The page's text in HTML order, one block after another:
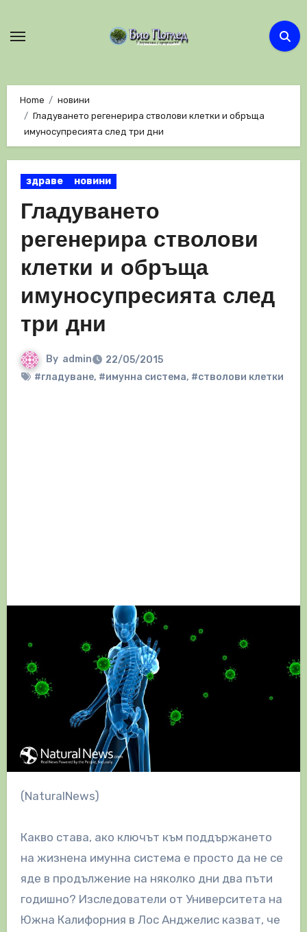
Home
новини
Гладуването регенерира стволови клетки и обръща
имуносупресията след три дни
здраве новини
Гладуването
регенерира стволови
клетки и обръща
имуносупресията след
три дни
By admin
22/05/2015
#гладуване, #имунна система, #стволови клетки
(NaturalNews)
Какво става, ако ключът към поддържането
на жизнена имунна система е просто да не се
яде в продължение на няколко дни два пъти
годишно? Изследователи от Университета на
Южна Калифорния в Лос Анджелис казват, че